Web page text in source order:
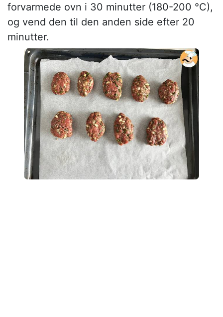
forvarmede ovn i 30 minutter (180-200 °C),
og vend den til den anden side efter 20
minutter.